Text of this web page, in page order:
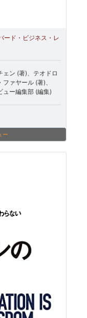
ード・ビジネス・レ
ェン (著)、テオドロ
ァヤール (著)、
ュー編集部 (編集)
ー